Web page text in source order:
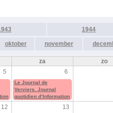
1944
oktober november
za
zo
5 6
Le Journal de
Verviers. Journal
quotidien d’Information
12 13